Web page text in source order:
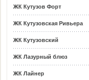
ЖК Кутузов Форт
ЖК Кутузовская Ривьера
ЖК Кутузовский
ЖК Лазурный блюз
ЖК Лайнер